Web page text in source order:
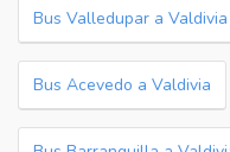
Bus Valledupar a Valdivia
Bus Acevedo a Valdivia